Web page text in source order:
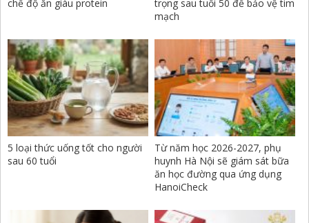
chế độ ăn giàu protein
trọng sau tuổi 50 để bảo vệ tim
mạch
5 loại thức uống tốt cho người
sau 60 tuổi
Từ năm học 2026-2027, phụ
huynh Hà Nội sẽ giám sát bữa
ăn học đường qua ứng dụng
HanoiCheck